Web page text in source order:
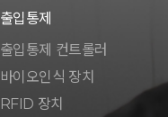
출입통제
출입통제 컨트롤러
바이오인식 장치
RFID 장치